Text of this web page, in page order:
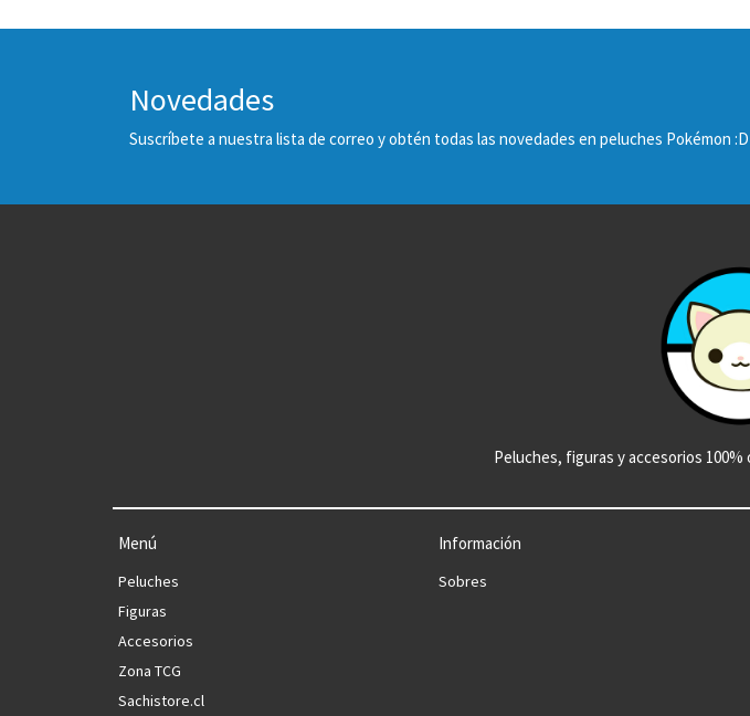
Novedades
Suscríbete a nuestra lista de correo y obtén todas las novedades en peluches Pokémon :D
Peluches, figuras y accesorios
Menú
Peluches
Figuras
Accesorios
Zona TCG
Sachistore.cl
Información
Sobres